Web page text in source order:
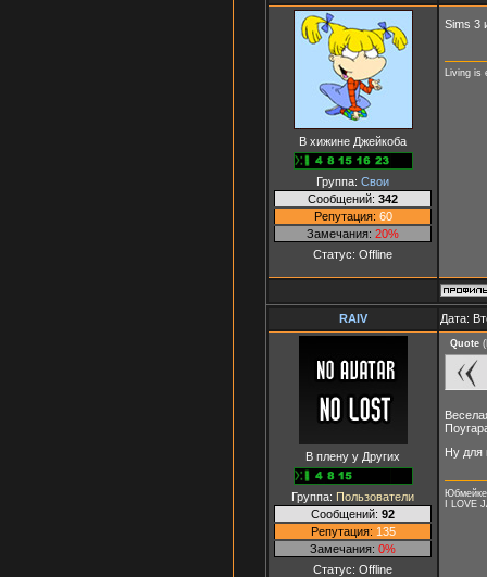
В хижине Джейкоба
Группа: Свои
Сообщений: 342
Репутация: 60
Замечания: 20%
Статус: Offline
Sims 3
Living
RAIV Дата:
В плену у Других
Группа: Пользователи
Сообщений: 92
Репутация: 135
Замечания: 0%
Статус: Offline
Quote (
Ну для
I LOVE